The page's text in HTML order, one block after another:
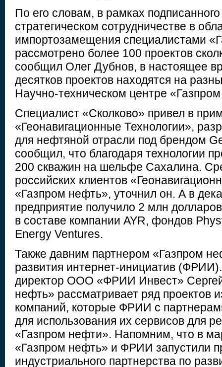
По его словам, в рамках
стратегическом сотрудничестве в
импортозамещения специалистами
рассмотрено более 100 проектов
сообщил Олег Дубнов, в настоящее
десятков проектов находятся на
Научно-техническом центре
Специалист «Сколково» привел в
«Геонавигационные Технологии»,
для нефтяной отрасли под брендом
сообщил, что благодаря технологии
200 скважин на шельфе Сахалина.
российских клиентов
«Газпром нефть», уточнил он. А в
предприятие получило 2 млн
в составе компании AYR, фондов
Energy Ventures.
Также давним партнером «Газпром
развития интернет-инициатив
директор ООО «ФРИИ Инвест»
нефть» рассматривает ряд проектов
компаний, которые ФРИИ с
для использования их сервисов для
«Газпром нефти». Напомним, что в
«Газпром нефть» и ФРИИ запустили
индустриального партнерства по